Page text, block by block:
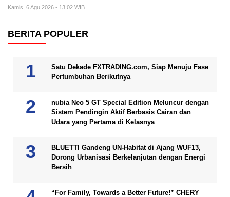
Kamis, 6 Agu 2026 - 13:02 WIB
BERITA POPULER
Satu Dekade FXTRADING.com, Siap Menuju Fase
Pertumbuhan Berikutnya
nubia Neo 5 GT Special Edition Meluncur dengan
Sistem Pendingin Aktif Berbasis Cairan dan
Udara yang Pertama di Kelasnya
BLUETTI Gandeng UN-Habitat di Ajang WUF13,
Dorong Urbanisasi Berkelanjutan dengan Energi
Bersih
“For Family, Towards a Better Future!” CHERY